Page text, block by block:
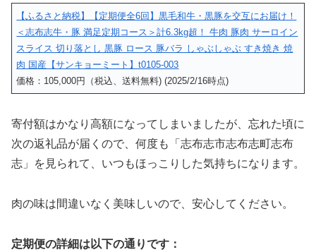
【ふるさと納税】【定期便全6回】黒毛和牛・黒豚を交互にお届け！
＜志布志牛・豚 満足定期コース＞計6.3kg超！ 牛肉 豚肉 サーロイン
スライス 切り落とし 黒豚 ロース 豚バラ しゃぶしゃぶ すき焼き 焼
肉 国産【サンキョーミート】t0105-003
価格：105,000円（税込、送料無料) (2025/2/16時点)
寄付額はかなり高額になってしまいましたが、忘れた頃に
次の返礼品が届くので、何度も「志布志市志布志町志布
志」を見られて、いつもほっこりした気持ちになります。
肉の味は間違いなく美味しいので、安心してください。
定期便の詳細は以下の通りです：